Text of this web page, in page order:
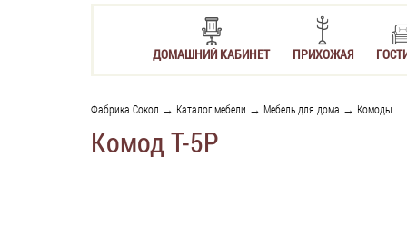
ДОМАШНИЙ КАБИНЕТ ПРИХОЖАЯ
Фабрика Сокол → Каталог мебели → Мебель для дома → Комоды
Комод Т-5Р